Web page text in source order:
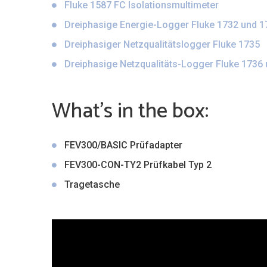
Fluke 1587 FC Isolationsmultimeter
Dreiphasige Energie-Logger Fluke 1732 und
Dreiphasiger Netzqualitätslogger Fluke 1735
Dreiphasige Netzqualitäts-Logger Fluke 1736
What’s in the box:
FEV300/BASIC Prüfadapter
FEV300-CON-TY2 Prüfkabel Typ 2
Tragetasche